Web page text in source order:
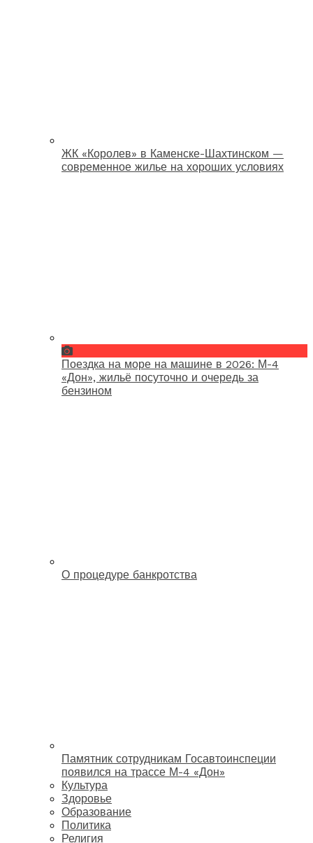
ЖК «Королев» в Каменске-Шахтинском —
современное жилье на хороших условиях
Поездка на море на машине в 2026: М-4
«Дон», жильё посуточно и очередь за
бензином
О процедуре банкротства
Памятник сотрудникам Госавтоинспеции
появился на трассе М-4 «Дон»
Культура
Здоровье
Образование
Политика
Религия